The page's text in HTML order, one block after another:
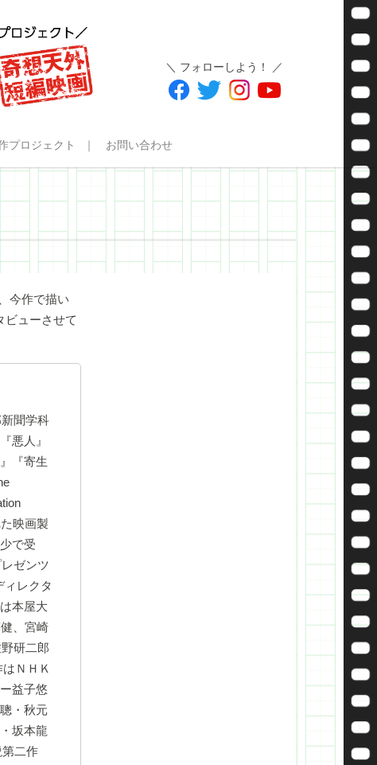
＼ フォローしよう！ ／
プロジェクト お問い合わせ
今作で描い
ビューさせて
聞学科
悪人』
『寄生
映画製
で受
ゼンツ
ィレクタ
本屋大
、宮崎
研二郎
ＮＨＫ
益子悠
・秋元
坂本龍
二作